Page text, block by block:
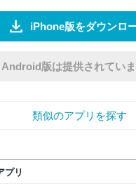
iPhone版をダウンロ
Android版は提供されてい
類似のアプリを探す
プリ